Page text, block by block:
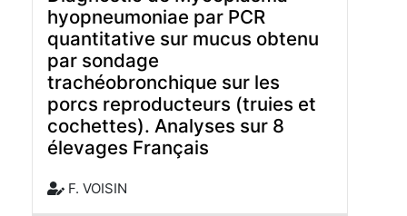
hyopneumoniae par PCR
quantitative sur mucus obtenu
par sondage
trachéobronchique sur les
porcs reproducteurs (truies et
cochettes). Analyses sur 8
élevages Français
F. VOISIN